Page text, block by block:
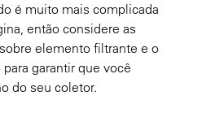
é muito mais complicada
então considere as
elemento filtrante e o
garantir que você
do seu coletor.